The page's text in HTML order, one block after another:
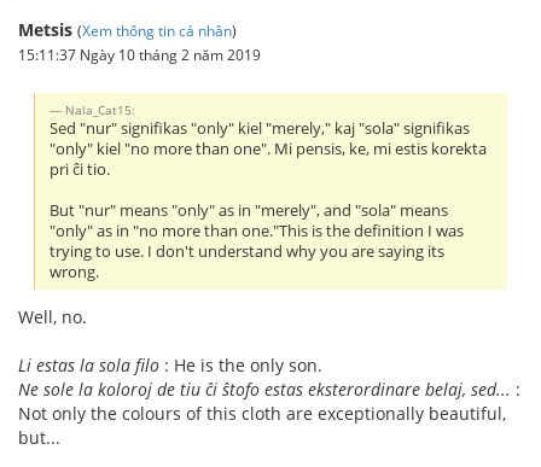
Metsis (Xem thông tin cá nhân)
15:11:37 Ngày 10 tháng 2 năm 2019
Nala_Cat15:
Sed "nur" signifikas "only" kiel "merely," kaj "sola" signifikas
"only" kiel "no more than one". Mi pensis, ke, mi estis korekta
pri ĉi tio.
But "nur" means "only" as in "merely", and "sola" means
"only" as in "no more than one."This is the definition I was
trying to use. I don't understand why you are saying its
wrong.
Well, no.
Li estas la sola filo : He is the only son.
Ne sole la koloroj de tiu ĉi ŝtofo estas eksterordinare belaj, sed... :
Not only the colours of this cloth are exceptionally beautiful,
but...